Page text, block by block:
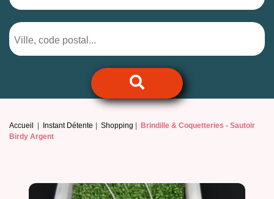
Accueil Instant Détente Shopping Brindille & Coquetteries -Sautoir
Birdy Argent